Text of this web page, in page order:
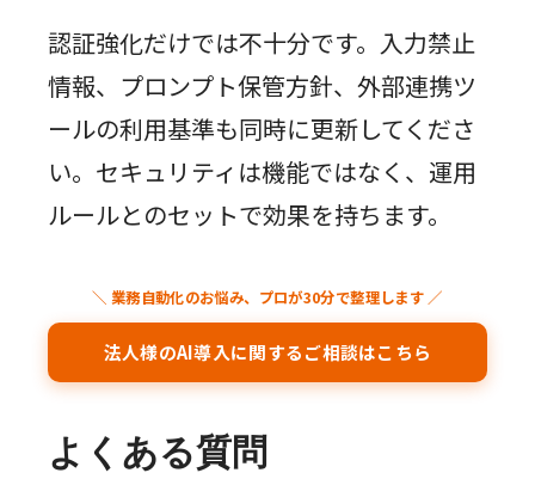
認証強化だけでは不十分です。入力禁止
情報、プロンプト保管方針、外部連携ツ
ールの利用基準も同時に更新してくださ
い。セキュリティは機能ではなく、運用
ルールとのセットで効果を持ちます。
＼ 業務自動化のお悩み、プロが30分で整理します ／
法人様のAI導入に関するご相談はこちら
よくある質問